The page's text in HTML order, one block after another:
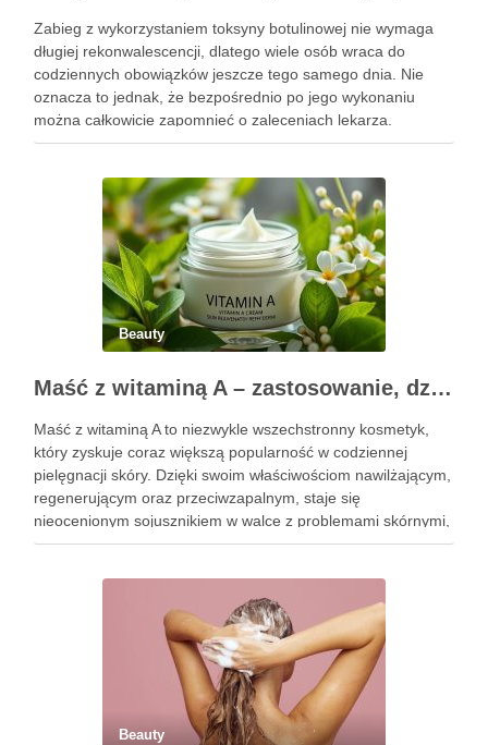
Zabieg z wykorzystaniem toksyny botulinowej nie wymaga
długiej rekonwalescencji, dlatego wiele osób wraca do
codziennych obowiązków jeszcze tego samego dnia. Nie
oznacza to jednak, że bezpośrednio po jego wykonaniu
można całkowicie zapomnieć o zaleceniach lekarza.
Pierwsze godziny i dni po zabiegu mają znaczenie dla
Beauty
Maść z witaminą A – zastosowanie, działanie i bezpieczeństwo stosowania
Maść z witaminą A to niezwykle wszechstronny kosmetyk,
który zyskuje coraz większą popularność w codziennej
pielęgnacji skóry. Dzięki swoim właściwościom nawilżającym,
regenerującym oraz przeciwzapalnym, staje się
nieocenionym sojusznikiem w walce z problemami skórnymi,
takimi jak zmarszczki, trądzik czy podrażnienia. Jej działanie
Beauty